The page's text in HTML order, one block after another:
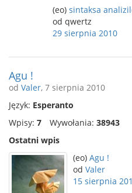
(eo) sintaksa
od qwertz
29 sierpnia 2010
Agu !
od Valer, 7 sierpnia 2010
Język: Esperanto
Wpisy: 7 Wywołania: 38943
Ostatni wpis
(eo) Agu !
od Valer
15 sierpnia